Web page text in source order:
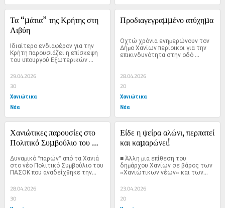
Τα “µάτια” της Κρήτης στη
Λιβύη
Ιδιαίτερο ενδιαφέρον για την
Κρήτη παρουσιάζει η επίσκεψη
του υπουργού Εξωτερικών
Γιώργου Γεραπετρίτη στη...
29.04.2026
30
Χανιώτικα
Νέα
Προδιαγεγραµµένο ατύχηµα
Οχτώ χρόνια ενηµερώνουν τον
∆ήµο Χανίων περίοικοι για την
επικινδυνότητα στην οδό
Σαµαριάς στο...
28.04.2026
20
Χανιώτικα
Νέα
Χανιώτικες παρουσίες στο
Πολιτικό Συµβούλιο του
∆υναµικό “παρών” από τα Χανιά
στο νέο Πολιτικό Συµβούλιο του
ΠΑΣΟΚ που αναδείχθηκε την...
28.04.2026
30
Είδε η ψείρα αλώνι, περπατεί
και καµαρώνει!
■ Άλλη µια επίθεση του
δηµάρχου Χανίων σε βάρος των
«Χανιώτικων νέων» και των...
23.04.2026
20